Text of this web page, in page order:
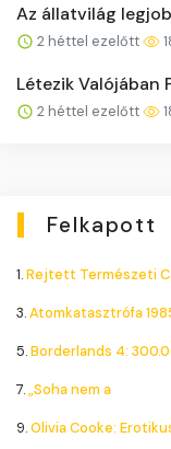
Az állatvilág
2 héttel ezelőtt
Létezik Valójában
2 héttel ezelőtt
Felkapott
1.Rejtett Természeti
3.Atomkatasztrófa
5.Borderlands 4:
7.„Soha nem a
9.Olivia Cooke: